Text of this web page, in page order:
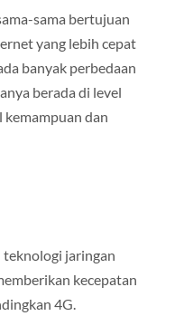
sama bertujuan
yang lebih cepat
banyak perbedaan
berada di level
kemampuan dan
teknologi jaringan
kecepatan
4G.